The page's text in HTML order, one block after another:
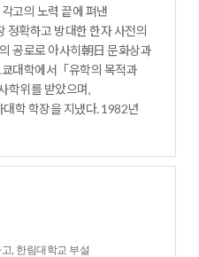
고의 노력 끝에 펴낸
정확하고 방대한 한자 사전의
공로로 아사히朝日 문화상과
대학에서「유학의 목적과
학위를 받았으며,
학 학장을 지냈다. 1982년
, 한림대학교 부설